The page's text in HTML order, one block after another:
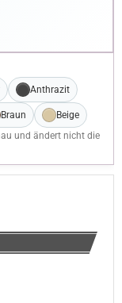
Anthrazit
Braun
Beige
und ändert nicht die